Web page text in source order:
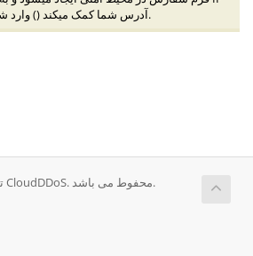
آدرس شما کمک میکند () وارد شده است.
تمامی حقوق برای © 2026 CloudDDoS. محفوط می باشد.